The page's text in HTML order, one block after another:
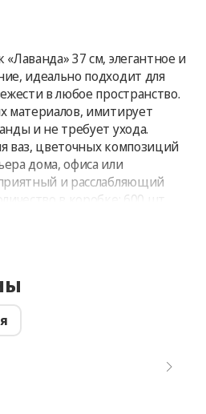
37 см, элегантное и
идеально подходит для
в любое пространство.
материалов, имитирует
и не требует ухода.
ваз, цветочных композиций
дома, офиса или
и расслабляющий
в коробке: 600 шт.